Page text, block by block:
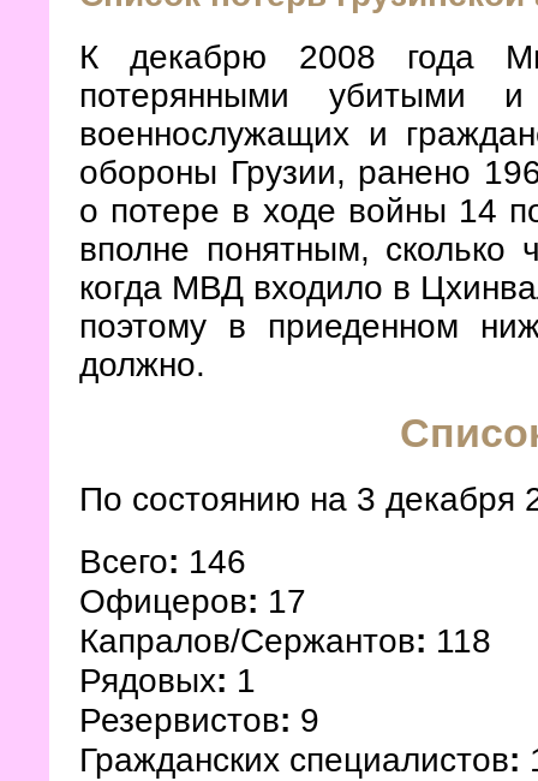
К декабрю 2008 года
потерянными убитыми
военнослужащих и
обороны Грузии, ранено
о потере в ходе войны 14
вполне понятным, сколько
когда МВД входило в
поэтому в приеденном
должно.
По состоянию на 3 декабря
Всего: 146
Офицеров: 17
Капралов/Сержантов: 118
Рядовых: 1
Резервистов: 9
Гражданских специалистов: